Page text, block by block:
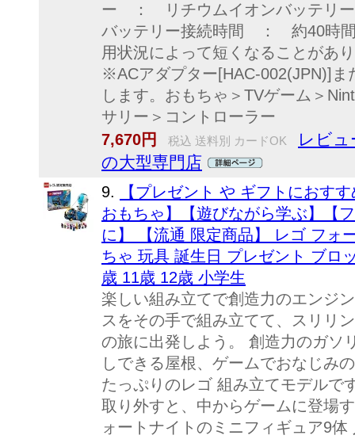
ー ： リチウムイオンバッテリ
バッテリー接続時間 ： 約40時
用状況によって短くなることが
※ACアダプター[HAC-002(JPN)]ま
します。おもちゃ＞TVゲーム＞
サリー＞コントローラー
7,670円
税込 送料別 カードOK
レビュ
の大型専門店
9.
【プレゼント や ギフトにおす
おもちゃ】【遊びながら学ぶ】【
に】 【流通 限定商品】 レゴ フォ
ちゃ 玩具 誕生日 プレゼント ブロ
歳 11歳 12歳 小学生
楽しい組み立てで創造力のエンジ
スをその手で組み立てて、スリリ
の旅に出発しよう。 創造力のガソ
しできる屋根、ゲームでおなじみ
たっぷりのレゴ 組み立てモデルで
取り外すと、中からゲームに登場
ォートナイトのミニフィギュア9